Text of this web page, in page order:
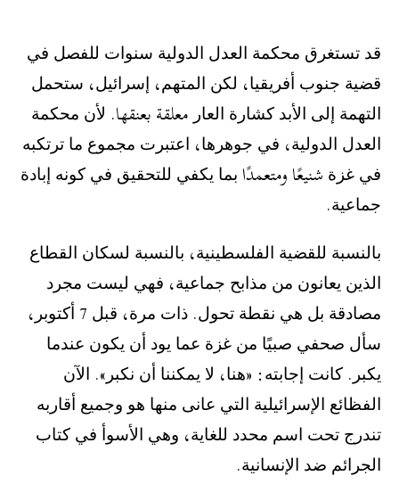
‫ﻗﺪ ﺗﺴﺘﻐﺮﻕ ﻣﺤﻜﻤﺔ ﺍﻟﻌﺪﻝ ﺍﻟﺪﻭﻟﻴﺔ ﺳﻨﻮﺍﺕ ﻟﻠﻔﺼﻞ ﻓﻲ
ﻗﻀﻴﺔ ﺟﻨﻮﺏ ﺃﻓﺮﻳﻘﻴﺎ، ﻟﻜﻦ ﺍﻟﻤﺘﻬﻢ، ﺇﺳﺮﺍﺋﻴﻞ، ﺳﺘﺤﻤﻞ
ﺍﻟﺘﻬﻤﺔ ﺇﻟﻰ ﺍﻷﺑﺪ ﻛﺸﺎﺭﺓ ﺍﻟﻌﺎﺭ معلقة بعنقها. ﻷﻥ ﻣﺤﻜﻤﺔ
ﺍﻟﻌﺪﻝ ﺍﻟﺪﻭﻟﻴﺔ، ﻓﻲ ﺟﻮﻫﺮﻫﺎ، ﺍﻋﺘﺒﺮﺕ ﻣﺠﻤﻮﻉ ﻣﺎ ﺗﺮﺗﻜﺒﻪ
ﻓﻲ ﻏﺰﺓ شنيعًا ومتعمدًا ﺑﻤﺎ ﻳﻜﻔﻲ ﻟﻠﺘﺤﻘﻴﻖ ﻓﻲ ﻛﻮﻧﻪ ﺇﺑﺎﺩﺓ
ﺟﻤﺎﻋﻴﺔ.
‫ﺑﺎﻟﻨﺴﺒﺔ ﻟﻠﻘﻀﻴﺔ ﺍﻟﻔﻠﺴﻄﻴﻨﻴﺔ، ﺑﺎﻟﻨﺴﺒﺔ ﻟﺴﻜﺎﻥ ﺍﻟﻘﻄﺎﻉ
ﺍﻟﺬﻳﻦ ﻳﻌﺎﻧﻮﻥ ﻣﻦ ﻣﺬﺍﺑﺢ ﺟﻤﺎﻋﻴﺔ، ﻓﻬﻲ ﻟﻴﺴﺖ ﻣﺠﺮﺩ
ﻣﺼﺎﺩﻗﺔ ﺑﻞ ﻫﻲ ﻧﻘﻄﺔ ﺗﺤﻮﻝ. ﺫﺍﺕ ﻣﺮﺓ، ﻗﺒﻞ 7 ﺃﻛﺘﻮﺑﺮ،
ﺳﺄﻝ ﺻﺤﻔﻲ ﺻﺒﻴًﺎ ﻣﻦ ﻏﺰﺓ ﻋﻤﺎ ﻳﻮﺩ ﺃﻥ ﻳﻜﻮﻥ ﻋﻨﺪﻣﺎ
ﻳﻜﺒﺮ. ﻛﺎﻧﺖ ﺇﺟﺎﺑﺘﻪ: «ﻫﻨﺎ، ﻻ ﻳﻤﻜﻨﻨﺎ ﺃﻥ ﻧﻜﺒﺮ». ﺍﻵﻥ
ﺍﻟﻔﻈﺎﺋﻊ ﺍﻹﺳﺮﺍﺋﻴﻠﻴﺔ ﺍﻟﺘﻲ ﻋﺎﻧﻰ ﻣﻨﻬﺎ ﻫﻮ ﻭﺟﻤﻴﻊ ﺃﻗﺎﺭﺑﻪ
ﺗﻨﺪﺭﺝ ﺗﺤﺖ ﺍﺳﻢ ﻣﺤﺪﺩ ﻟﻠﻐﺎﻳﺔ، ﻭﻫﻲ ﺍﻷﺳﻮﺃ ﻓﻲ ﻛﺘﺎﺏ
ﺍﻟﺠﺮﺍﺋﻢ ﺿﺪ ﺍﻹﻧﺴﺎﻧﻴﺔ.